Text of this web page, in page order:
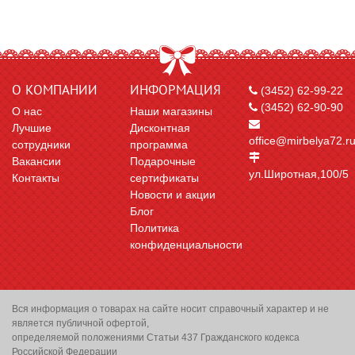
О КОМПАНИИ
О нас
Лучшие
сотрудники
Вакансии
Контакты
ИНФОРМАЦИЯ
Наши магазины
Дисконтная
программа
Подарочные
сертификаты
Новости и акции
Блог
Политика
конфиденциальности
(3452) 62-99-22
(3452) 62-90-90
office@mirbelya72.ru
ул.Широтная,100/5
Вся информация о товарах на сайте носит справочный характер и не
является публичной офертой,
определяемой положениями Статьи 437 Гражданского кодекса
Российской Федерации